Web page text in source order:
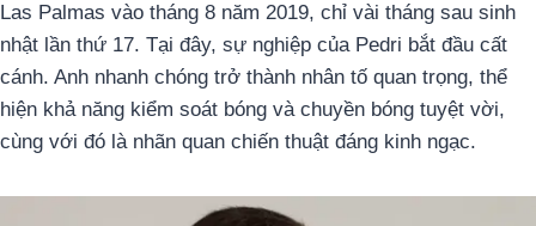
Las Palmas vào tháng 8 năm 2019, chỉ vài tháng sau sinh
nhật lần thứ 17. Tại đây, sự nghiệp của Pedri bắt đầu cất
cánh. Anh nhanh chóng trở thành nhân tố quan trọng, thể
hiện khả năng kiểm soát bóng và chuyền bóng tuyệt vời,
cùng với đó là nhãn quan chiến thuật đáng kinh ngạc.